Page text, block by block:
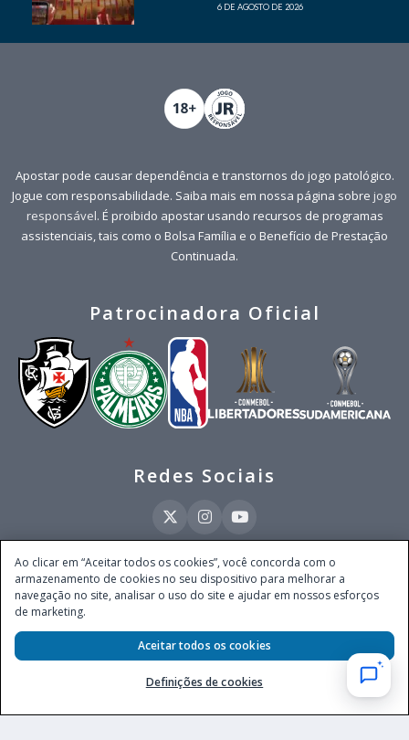
6 DE AGOSTO DE 2026
Apostar pode causar dependência e transtornos do jogo patológico.
Jogue com responsabilidade. Saiba mais em nossa página sobre jogo
responsável. É proibido apostar usando recursos de programas
assistenciais, tais como o Bolsa Família e o Benefício de Prestação
Continuada.
Patrocinadora Oficial
Redes Sociais
Este site é operado pela Ventmear Brasil LTDA (CNPJ 52.868.380/0001-84), com
endereço na Avenida Brigadeiro Faria Lima, nº 4.055, 3º andar, Itaim Bibi, no
Município de São Paulo, Estado de São Paulo, CEP 04538-133, Brasil - empresa
Secretaria de Prêmios e Apostas do Ministério da Fazenda, conforme Portaria nº
247, de 07.02.2025, publicada no DOU em 11.2.2025.
Ao clicar em “Aceitar todos os cookies”, você concorda com o
armazenamento de cookies no seu dispositivo para melhorar a
navegação no site, analisar o uso do site e ajudar em nossos esforços
de marketing.
Definições de cookies
Aceitar todos os cookies